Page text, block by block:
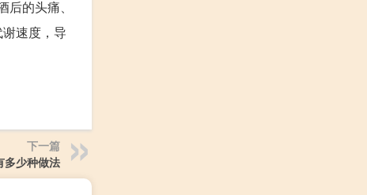
的头痛、
速度，导
下一篇
多少种做法